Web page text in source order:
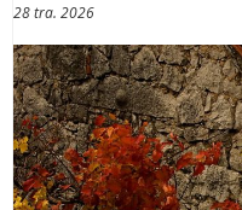
28 tra. 2026